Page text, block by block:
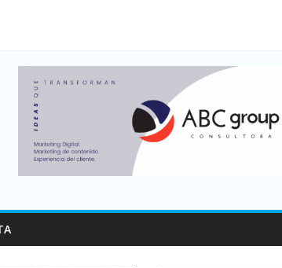
4,6 millones de personas viajaron por el país, un
interanual